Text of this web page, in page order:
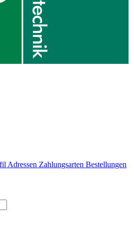
Adressen Zahlungsarten Bestellungen